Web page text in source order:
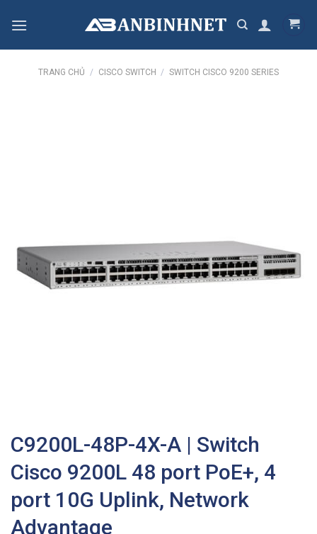
TRANG CHỦ / CISCO SWITCH / SWITCH CISCO 9200 SERIES
C9200L-48P-4X-A | Switch
Cisco 9200L 48 port PoE+, 4
port 10G Uplink, Network
Advantage